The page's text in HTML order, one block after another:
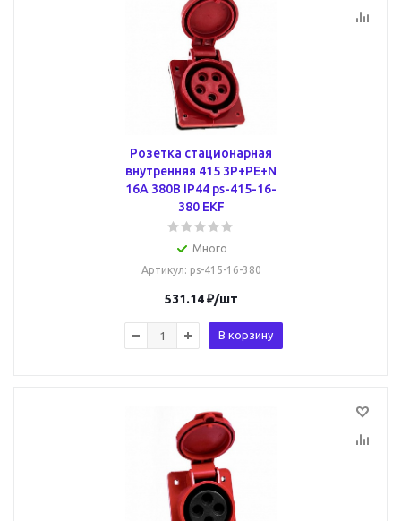
Розетка стационарная
внутренняя 415 3Р+РЕ+N
16А 380В IP44 ps-415-16-
380 EKF
Много
Артикул: ps-415-16-380
531.14₽/шт
В корзину